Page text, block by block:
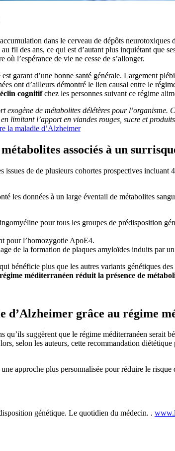
dans le cerveau de dépôts
fil des ans, ce qui est d’autant plus inquiétant que
l’espérance de vie ne cesse de s’allonger.
garant d’une bonne santé générale. Largement
ont d’ailleurs démontré le lien causal entre le
cognitifchez les personnes suivant ce régime
de métabolites délétères pour l’organisme.
limitant l’apport en viandes rouges, sucre et
la maladie d’Alzheimer
associés à un
de de plusieurs cohortes prospectives
les données à un large éventail de métabolites
pour tous les groupes de prédisposition
pour l’homozygotie ApoE4.
de la formation de plaques amyloïdes induits par
bénéficie plus que les autres variants génétiques
régime méditerranéen réduit la présence de
grâce au régime
qu’ils suggèrent que le régime méditerranéen serait
selon les auteurs, cette recommandation
approche plus personnalisée pour réduire le
génétique. Le quotidien du médecin. .